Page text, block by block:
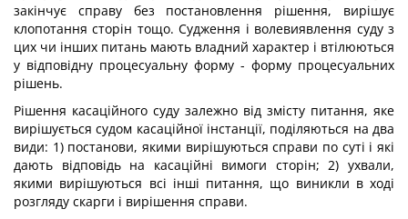
закінчує справу без постановлення рішення, вирішує
клопотання сторін тощо. Судження і волевиявлення суду з
цих чи інших питань мають владний характер і втілюються
у відповідну процесуальну форму - форму процесуальних
рішень.
Рішення касаційного суду залежно від змісту питання, яке
вирішується судом касаційної інстанції, поділяються на два
види: 1) постанови, якими вирішуються справи по суті і які
дають відповідь на касаційні вимоги сторін; 2) ухвали,
якими вирішуються всі інші питання, що виникли в ході
розгляду скарги і вирішення справи.